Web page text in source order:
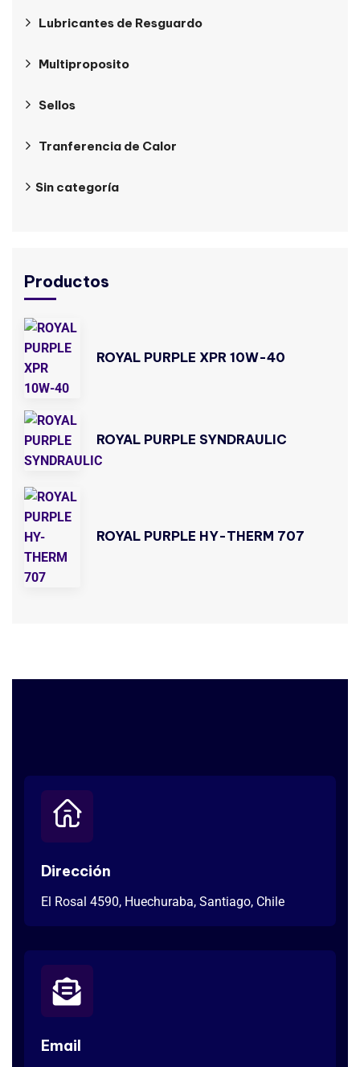
Lubricantes de Resguardo
Multiproposito
Sellos
Tranferencia de Calor
Sin categoría
Productos
ROYAL PURPLE XPR 10W-40
ROYAL PURPLE SYNDRAULIC
ROYAL PURPLE HY-THERM 707
Dirección
El Rosal 4590, Huechuraba, Santiago, Chile
Email